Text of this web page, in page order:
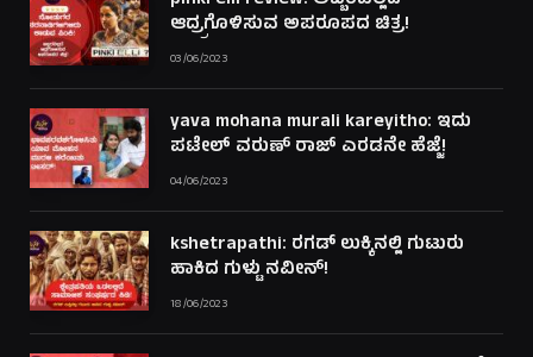
ಆದ್ರ್ರಗೊಳಿಸುವ ಅಪರೂಪದ ಚಿತ್ರ!
03/06/2023
yava mohana murali kareyitho: ಇದು
ಪಟೇಲ್ ವರುಣ್ ರಾಜ್ ಎರಡನೇ ಹೆಜ್ಜೆ!
04/06/2023
kshetrapathi: ರಗಡ್ ಲುಕ್ಕಿನಲ್ಲಿ ಗುಟುರು
ಹಾಕಿದ ಗುಳ್ಟು ನವೀನ್!
18/06/2023